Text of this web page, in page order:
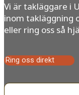
Vi är takläggare i
inom takläggning
eller ring oss så
Ring oss direkt